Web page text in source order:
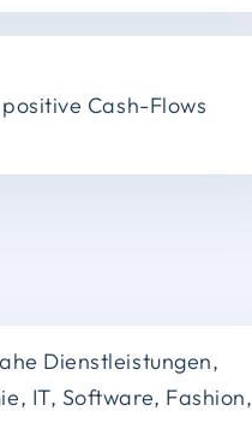
Cash-Flows
Dienstleistungen,
IT, Software, Fashion,